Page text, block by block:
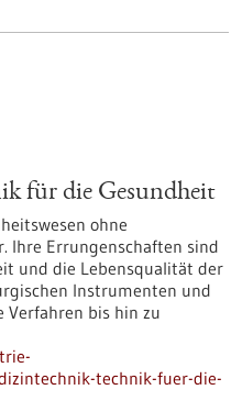
für die Gesundheit
ohne
Ihre Errungenschaften sind
und die Lebensqualität der
Instrumenten und
bis hin zu
technik-fuer-die-